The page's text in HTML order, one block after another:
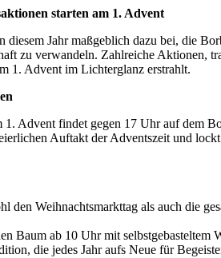
starten am 1. Advent
Jahr maßgeblich dazu bei, die
zu verwandeln. Zahlreiche Aktionen,
1. Advent im Lichterglanz erstrahlt.
1. Advent findet gegen 17 Uhr auf dem
Auftakt der Adventszeit und
den Weihnachtsmarkttag als auch die
Baum ab 10 Uhr mit selbstgebasteltem
die jedes Jahr aufs Neue für